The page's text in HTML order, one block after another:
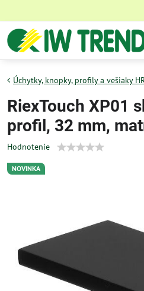
NOVINKA
Úchytky, knopky, profily a vešiaky
RiexTouch XP01
profil, 32 mm,
Hodnotenie